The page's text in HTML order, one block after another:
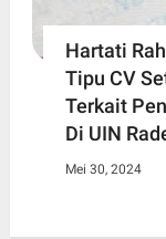
Hartati
Tipu CV
Terkait
Di UIN
Mei 30, 2024